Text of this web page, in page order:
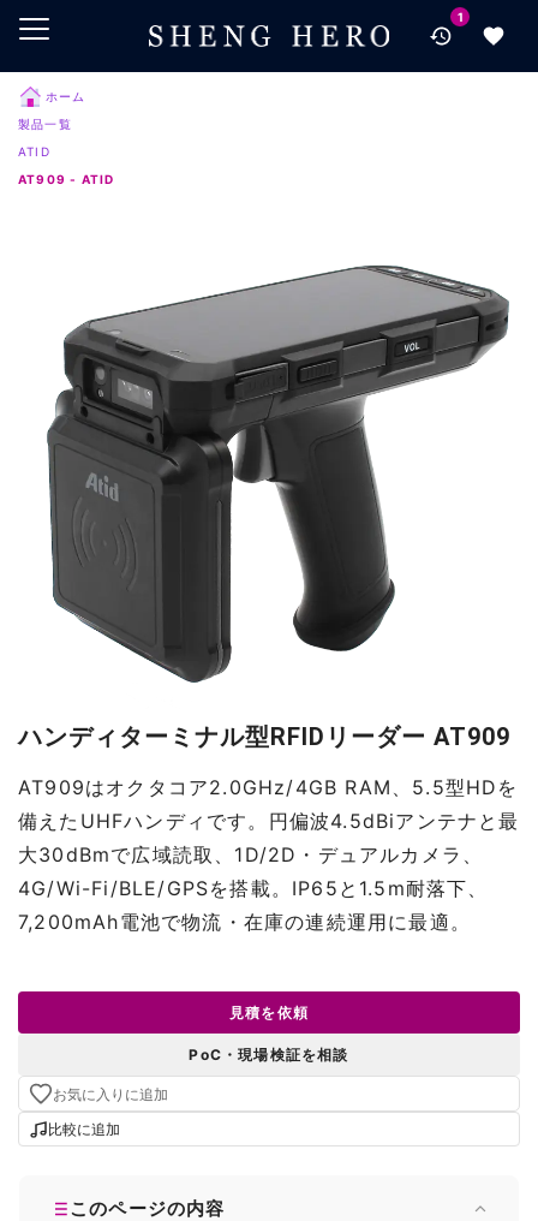
メインコンテンツにスキップ
検索にスキップ
フッターにスキップ
1
ホーム
製品一覧
ATID
AT909 - ATID
ハンディターミナル型RFIDリーダー AT909
AT909はオクタコア2.0GHz/4GB RAM、5.5型HDを
備えたUHFハンディです。円偏波4.5dBiアンテナと最
大30dBmで広域読取、1D/2D・デュアルカメラ、
4G/Wi-Fi/BLE/GPSを搭載。IP65と1.5m耐落下、
7,200mAh電池で物流・在庫の連続運用に最適。
見積を依頼
PoC・現場検証を相談
お気に入りに追加
比較に追加
このページの内容